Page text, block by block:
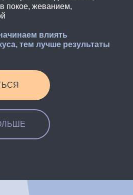
покое, жеванием,
влиять
тем лучше результаты